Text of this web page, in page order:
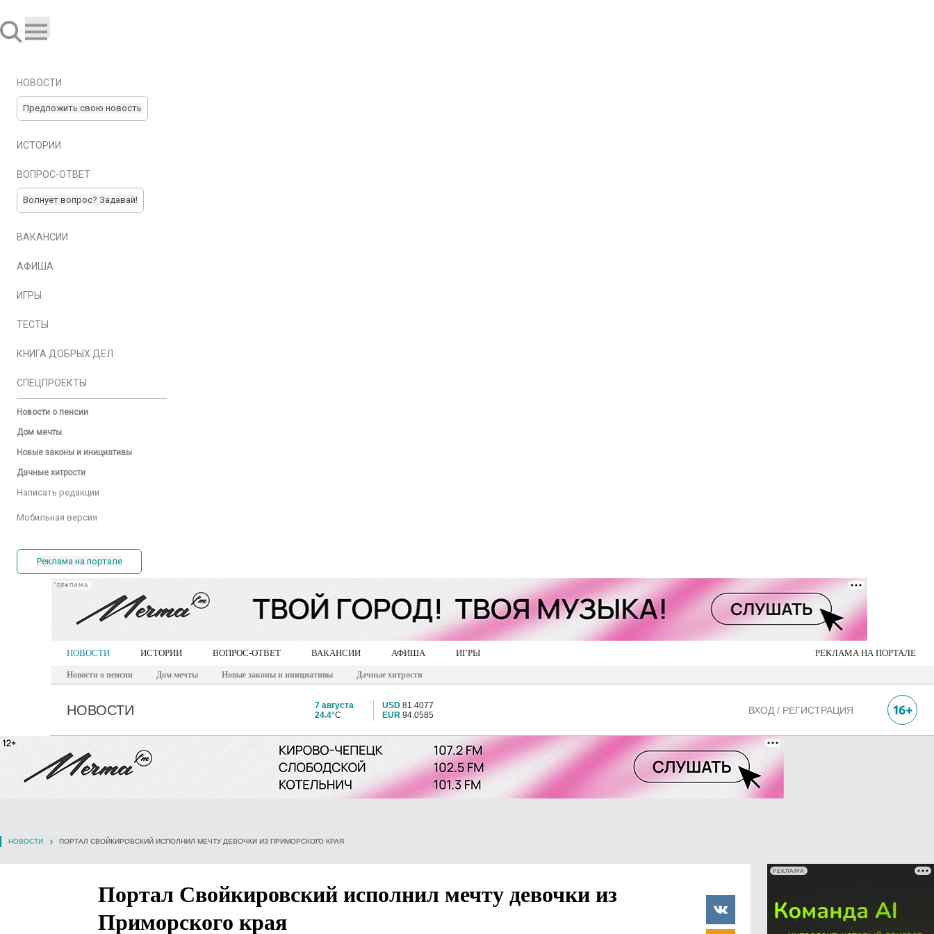
НОВОСТИ
Предложить свою новость
ИСТОРИИ
ВОПРОС-ОТВЕТ
Волнует вопрос? Задавай!
ВАКАНСИИ
АФИША
ИГРЫ
ТЕСТЫ
КНИГА ДОБРЫХ ДЕЛ
СПЕЦПРОЕКТЫ
Новости о пенсии
Дом мечты
Новые законы и инициативы
Дачные хитрости
Написать редакции
Мобильная версия
Реклама на портале
РЕКЛАМА
НОВОСТИ ИСТОРИИ ВОПРОС-ОТВЕТ ВАКАНСИИ АФИША ИГРЫ РЕКЛАМА НА ПОРТАЛЕ
Новости о пенсии Дом мечты Новые законы и инициативы Дачные хитрости
НОВОСТИ
7 августа
24.4°C
USD 81.4077
EUR 94.0585 ВХОД / РЕГИСТРАЦИЯ
НОВОСТИ ПОРТАЛ СВОЙКИРОВСКИЙ ИСПОЛНИЛ МЕЧТУ ДЕВОЧКИ ИЗ ПРИМОРСКОГО КРАЯ
Портал Свойкировский исполнил мечту девочки из
Приморского края
РЕКЛАМА